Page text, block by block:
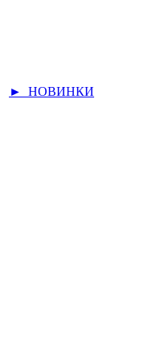
► НОВИНКИ